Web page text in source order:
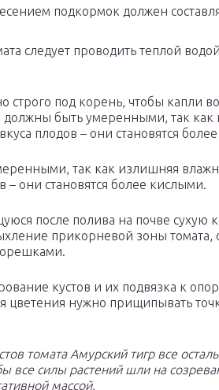
подкормок должен
следует проводить теплой
строго под корень, чтобы капли
быть умеренными, так как
плодов – они становятся
так как излишняя
они становятся более кислыми.
после полива на почве сухую
прикорневой зоны томата,
кустов и их подвязка к
цветения нужно прищипывать
томата Амурский тигр все
все силы растений шли на
массой.